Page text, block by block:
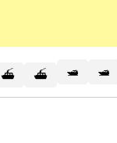
⛴️ ⛴ 🛥️ 🛥